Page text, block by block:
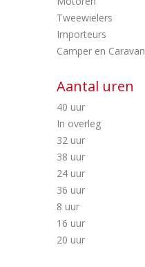
Tweewielers
Importeurs
Camper en Caravan
Aantal uren
40 uur
In overleg
32 uur
38 uur
24 uur
36 uur
8 uur
16 uur
20 uur